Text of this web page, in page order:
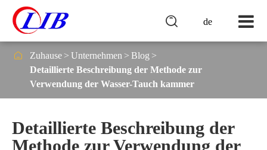
de

 Zuhause Unternehmen
Blog
Detaillierte Beschreibung der Methode zur
Verwendung der Wasser-Tauch kammer
Detaillierte Beschreibung der
Methode zur Verwendung der